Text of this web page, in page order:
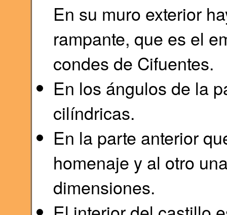
En su muro exterior
rampante, que es el
condes de Cifuentes.
En los ángulos de la
cilíndricas.
En la parte anterior
homenaje y al otro
dimensiones.